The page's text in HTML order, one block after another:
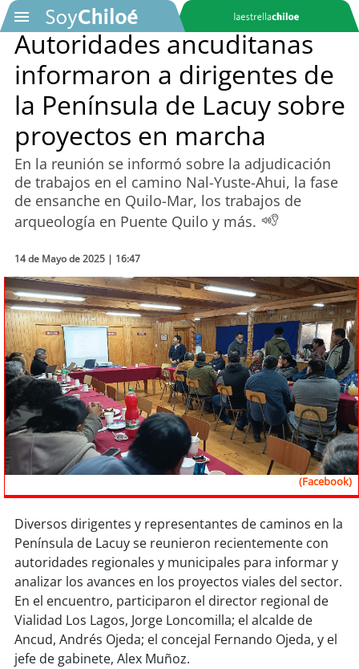
SOYTV
Podcast
Actualidad
Entretención
Economía
Deportes
Tecnología
Sostenibilidad
soychile
soyarica
soycalama
soyantofagasta
soycopiapó
soy valparaíso
Autoridades ancuditanas
informaron a dirigentes de
la Península de Lacuy sobre
proyectos en marcha
En la reunión se informó sobre la adjudicación
de trabajos en el camino Nal-Yuste-Ahui, la fase
de ensanche en Quilo-Mar, los trabajos de
arqueología en Puente Quilo y más.
14 de Mayo de 2025 | 16:47
(Facebook)
Diversos dirigentes y representantes de caminos en la
Península de Lacuy se reunieron recientemente con
autoridades regionales y municipales para informar y
analizar los avances en los proyectos viales del sector.
En el encuentro, participaron el director regional de
Vialidad Los Lagos, Jorge Loncomilla; el alcalde de
Ancud, Andrés Ojeda; el concejal Fernando Ojeda, y el
jefe de gabinete, Alex Muñoz.